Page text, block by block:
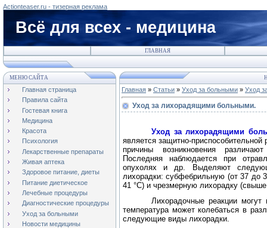
Actionteaser.ru - тизерная реклама
Всё для всех - медицина
ГЛАВНАЯ
МЕНЮ САЙТА
Главная страница
Правила сайта
Гостевая книга
Медицина
Красота
Психология
Лекарственные препараты
Живая аптека
Здоровое питание, диеты
Питание диетическое
Лечебные процедуры
Диагностические процедуры
Уход за больными
Новости медицины
Главная » Статьи » Уход за больными » Уход
Уход за лихорадящими больными.
Уход за лихорадящими
является защитно-
причины возникновения
Последняя наблюдается при
опухолях и др. Выделяют
лихорадки: субфебрильную (от 37 до
41 °C) и чрезмерную лихорадку (свыше
Лихорадочные реакции могут
температура может колебаться в
следующие виды лихорадки.